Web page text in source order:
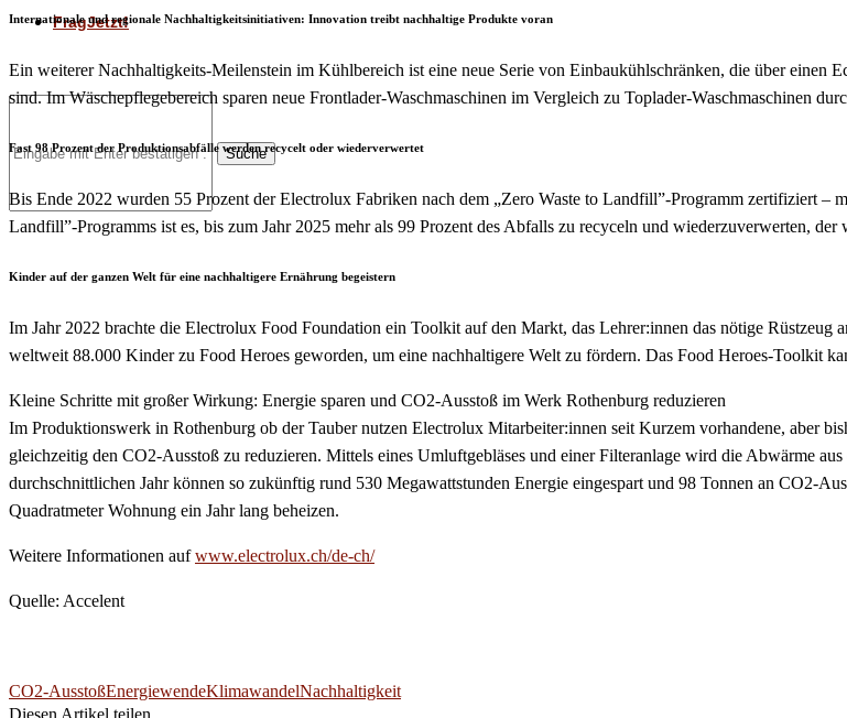
FragJetzt!
Suche
Internationale und regionale Nachhaltigkeitsinitiativen: Innovation treibt nachhaltige Produkte voran
Ein weiterer Nachhaltigkeits-Meilenstein im Kühlbereich ist eine neue Serie von Einbaukühlschränken, die über einen
sind. Im Wäschepflegebereich sparen neue Frontlader-Waschmaschinen im Vergleich zu Toplader-Waschmaschinen
Fast 98 Prozent der Produktionsabfälle werden recycelt oder wiederverwertet
Bis Ende 2022 wurden 55 Prozent der Electrolux Fabriken nach dem „Zero Waste to Landfill”-Programm zertifiziert –
Landfill”-Programms ist es, bis zum Jahr 2025 mehr als 99 Prozent des Abfalls zu recyceln und wiederzuverwerten,
Kinder auf der ganzen Welt für eine nachhaltigere Ernährung begeistern
Im Jahr 2022 brachte die Electrolux Food Foundation ein Toolkit auf den Markt, das Lehrer:innen das nötige
weltweit 88.000 Kinder zu Food Heroes geworden, um eine nachhaltigere Welt zu fördern. Das Food Heroes-Toolkit
Kleine Schritte mit großer Wirkung: Energie sparen und CO2-Ausstoß im Werk Rothenburg reduzieren
Im Produktionswerk in Rothenburg ob der Tauber nutzen Electrolux Mitarbeiter:innen seit Kurzem vorhandene, aber
gleichzeitig den CO2-Ausstoß zu reduzieren. Mittels eines Umluftgebläses und einer Filteranlage wird die Abwärme
durchschnittlichen Jahr können so zukünftig rund 530 Megawattstunden Energie eingespart und 98 Tonnen an CO2-
Quadratmeter Wohnung ein Jahr lang beheizen.
Weitere Informationen aufwww.electrolux.ch/de-ch/
Quelle: Accelent
CO2-AusstoßEnergiewendeKlimawandelNachhaltigkeit
Diesen Artikel teilen